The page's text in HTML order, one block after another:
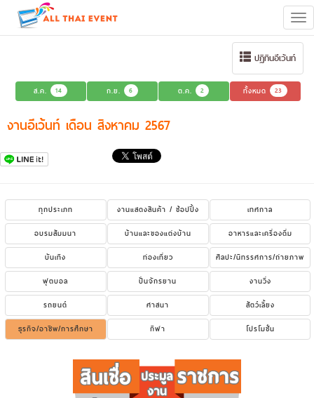
ปฏิทินอีเว้นท์
ส.ค. 14 ก.ย. 6 ต.ค. 2 ทั้งหมด 23
งานอีเว้นท์ เดือน สิงหาคม 2567
ทุกประเภท งานแสดงสินค้า / ช้อปปิ้ง
เทศกาล
อบรมสัมมนา
บ้านและของแต่งบ้าน
อาหารและเครื่องดื่ม
บันเทิง
ท่องเที่ยว
ศิลปะ/นิทรรศการ/ถ่ายภาพ
ฟุตบอล
ปั่นจักรยาน
งานวิ่ง
รถยนต์
ศาสนา
สัตว์เลี้ยง
ธุรกิจ/อาชีพ/การศึกษา
กีฬา โปรโมชั่น